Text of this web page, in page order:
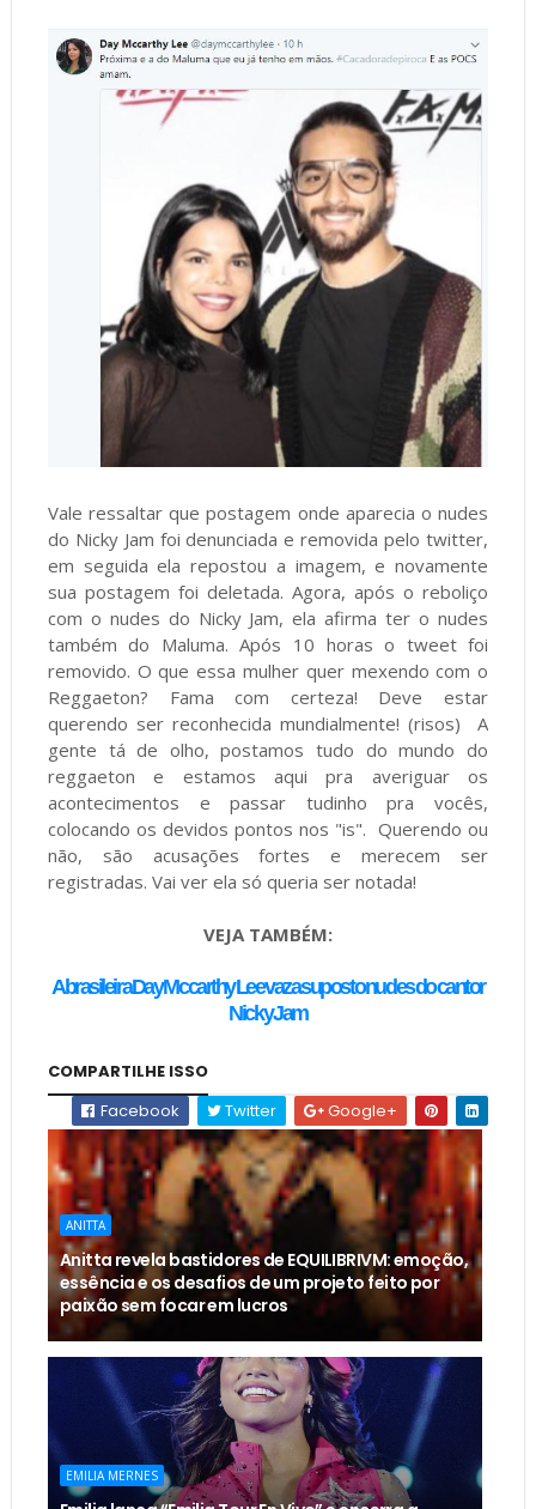
Vale ressaltar que postagem onde aparecia o nudes
do Nicky Jam foi denunciada e removida pelo twitter,
em seguida ela repostou a imagem, e novamente
sua postagem foi deletada. Agora, após o reboliço
com o nudes do Nicky Jam, ela afirma ter o nudes
também do Maluma. Após 10 horas o tweet foi
removido. O que essa mulher quer mexendo com o
Reggaeton? Fama com certeza! Deve estar
querendo ser reconhecida mundialmente! (risos) A
gente tá de olho, postamos tudo do mundo do
reggaeton e estamos aqui pra averiguar os
acontecimentos e passar tudinho pra vocês,
colocando os devidos pontos nos "is". Querendo ou
não, são acusações fortes e merecem ser
registradas. Vai ver ela só queria ser notada!
VEJA TAMBÉM:
A brasileira Day Mccarthy Lee vaza suposto nudes do cantor
Nicky Jam
COMPARTILHE ISSO
Facebook
Twitter Google+
ANITTA
Anitta revela bastidores de EQUILIBRIVM: emoção,
essência e os desafios de um projeto feito por
paixão sem focar em lucros
EMILIA MERNES